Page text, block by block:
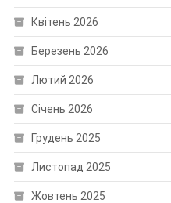
Квітень 2026
Березень 2026
Лютий 2026
Січень 2026
Грудень 2025
Листопад 2025
Жовтень 2025